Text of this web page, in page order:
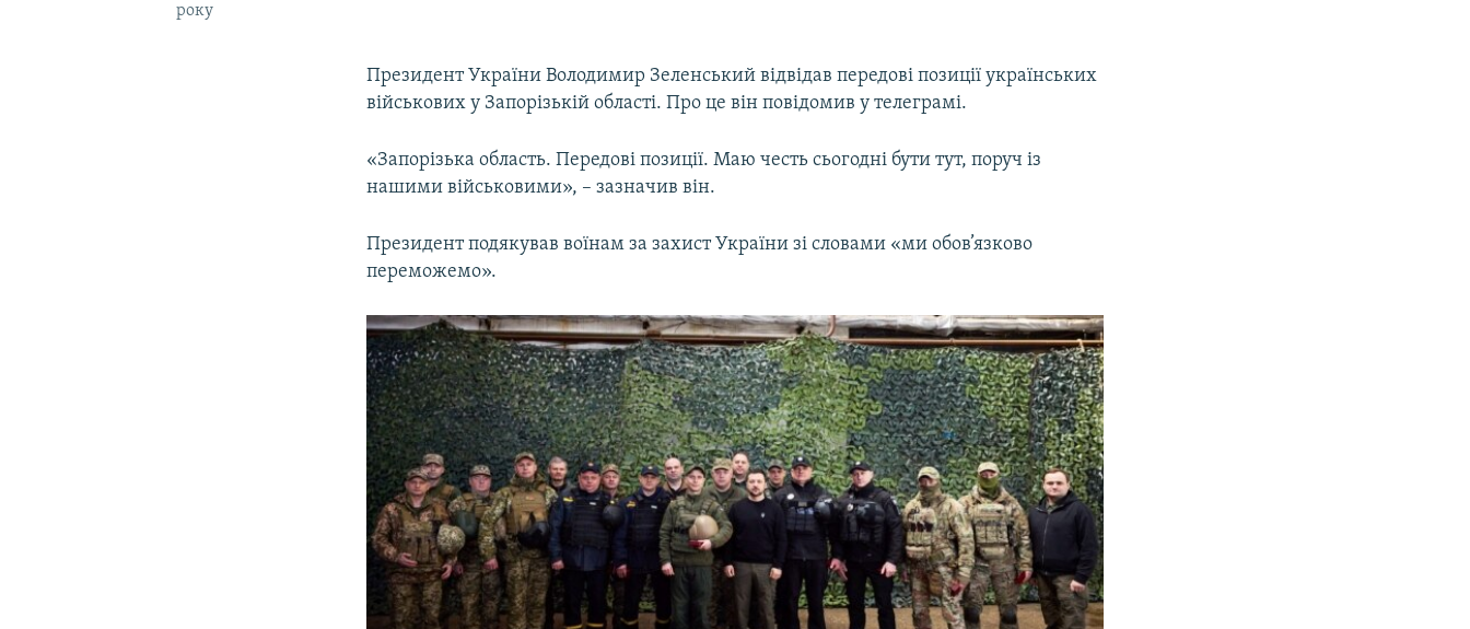
року
Президент України Володимир Зеленський відвідав передові позиції українських
військових у Запорізькій області. Про це він повідомив у телеграмі.
«Запорізька область. Передові позиції. Маю честь сьогодні бути тут, поруч із
нашими військовими», – зазначив він.
Президент подякував воїнам за захист України зі словами «ми обов’язково
переможемо».